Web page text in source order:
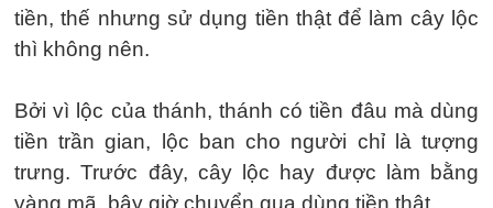
tiền, thế nhưng sử dụng tiền thật để làm cây lộc
thì không nên.
Bởi vì lộc của thánh, thánh có tiền đâu mà dùng
tiền trần gian, lộc ban cho người chỉ là tượng
trưng. Trước đây, cây lộc hay được làm bằng
vàng mã, bây giờ chuyển qua dùng tiền thật.